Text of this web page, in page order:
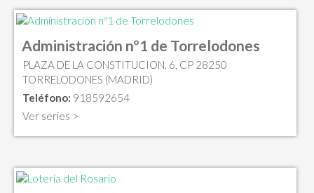
Administración nº1 de Torrelodones
PLAZA DE LA CONSTITUCION, 6, CP 28250
TORRELODONES (MADRID)
Teléfono: 918592654
Ver series >